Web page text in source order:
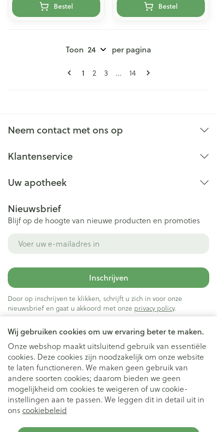
Wij gebruiken cookies om uw ervaring beter te maken.
Onze webshop maakt uitsluitend gebruik van essentiële
cookies. Deze cookies zijn noodzakelijk om onze website
te laten functioneren. We maken geen gebruik van
andere soorten cookies; daarom bieden we geen
mogelijkheid om cookies te weigeren of uw cookie-
instellingen aan te passen. We leggen dit in detail uit in
ons cookiebeleid
Bestel Bestel
Pagina's
U lees momenteel pagina
1 Pagina
2 Pagina
3 ... Pagina
14
Toon per pagina
Neem contact met ons op
Klantenservice
Uw apotheek
Nieuwsbrief
Blijf op de hoogte van nieuwe producten en promoties
Inschrijven
Door op inschrijven te klikken, schrijft u zich in voor onze
nieuwsbrief en gaat u akkoord met onze privacy policy.
Juridische links